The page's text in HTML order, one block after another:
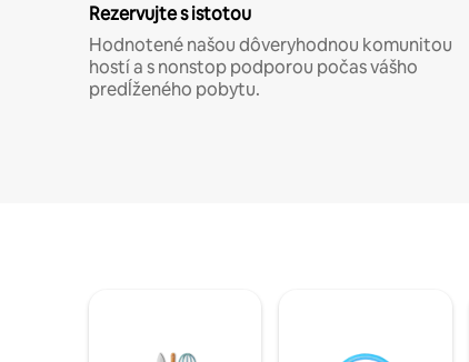
Rezervujte s istotou
Hodnotené našou dôveryhodnou komunitou
hostí a s nonstop podporou počas vášho
predĺženého pobytu.